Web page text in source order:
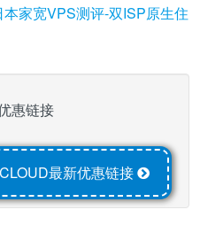
家宽VPS测评-双ISP原生住
惠链接
最新优惠链接